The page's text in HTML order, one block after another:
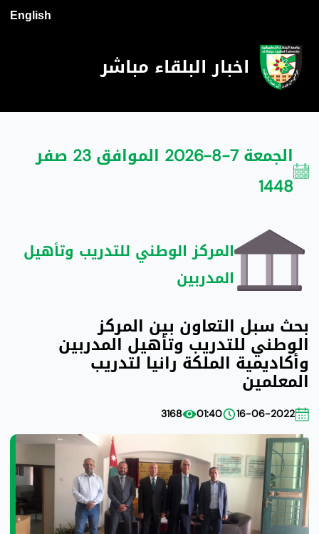
English
اخبار البلقاء مباشر
الجمعة 7-8-2026 الموافق 23 صفر
1448
المركز الوطني للتدريب وتأهيل
المدربين
بحث سبل التعاون بين المركز
الوطني للتدريب وتأهيل المدربين
وأكاديمية الملكة رانيا لتدريب
المعلمين
16-06-2022
01:40
3168